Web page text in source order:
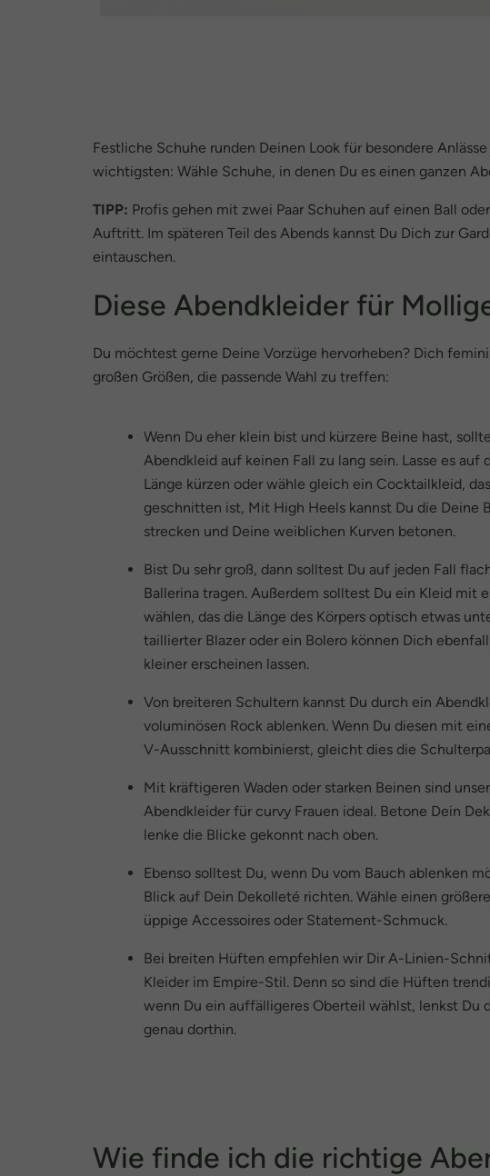
Festliche Schuhe runden Deinen Look für besondere
wichtigsten: Wähle Schuhe, in denen Du es einen ganzen
TIPP: Profis gehen mit zwei Paar Schuhen auf einen Ball
Auftritt. Im späteren Teil des Abends kannst Du Dich zur
eintauschen.
Diese Abendkleider für
Du möchtest gerne Deine Vorzüge hervorheben? Dich
großen Größen, die passende Wahl zu treffen:
Wenn Du eher klein bist und kürzere Beine hast,
Abendkleid auf keinen Fall zu lang sein. Lasse es auf
Länge kürzen oder wähle gleich ein Cocktailkleid,
geschnitten ist, Mit High Heels kannst Du die Deine
strecken und Deine weiblichen Kurven betonen.
Bist Du sehr groß, dann solltest Du auf jeden Fall
Ballerina tragen. Außerdem solltest Du ein Kleid mit
wählen, das die Länge des Körpers optisch etwas
taillierter Blazer oder ein Bolero können Dich
kleiner erscheinen lassen.
Von breiteren Schultern kannst Du durch ein
voluminösen Rock ablenken. Wenn Du diesen mit
V-Ausschnitt kombinierst, gleicht dies die
Mit kräftigeren Waden oder starken Beinen sind
Abendkleider für curvy Frauen ideal. Betone Dein
lenke die Blicke gekonnt nach oben.
Ebenso solltest Du, wenn Du vom Bauch ablenken
Blick auf Dein Dekolleté richten. Wähle einen
üppige Accessoires oder Statement-Schmuck.
Bei breiten Hüften empfehlen wir Dir A-Linien-
Kleider im Empire-Stil. Denn so sind die Hüften
wenn Du ein auffälligeres Oberteil wählst, lenkst Du
genau dorthin.
Wie finde ich die richtige